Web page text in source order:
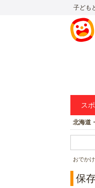
子ども
ス
北海道
おでか
保